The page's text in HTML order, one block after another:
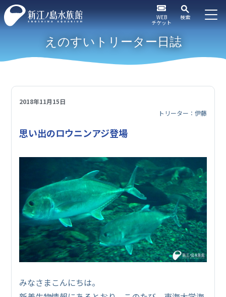
WEB
チケット
検索
えのすいトリーター日誌
2018年11月15日
トリーター：伊藤
思い出のロウニンアジ登場
みなさまこんにちは。